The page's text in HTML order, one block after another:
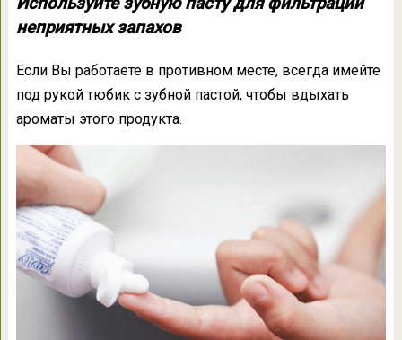
неприятных запахов
Если Вы работаете в противном месте, всегда имейте
под рукой тюбик с зубной пастой, чтобы вдыхать
ароматы этого продукта.